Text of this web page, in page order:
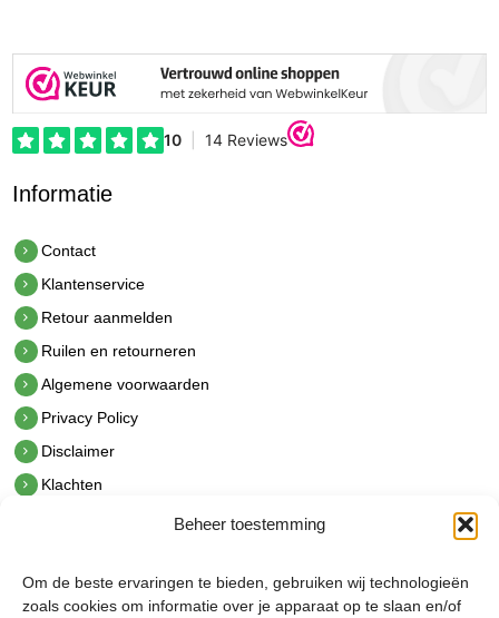
Beheer toestemming
Om de beste ervaringen te bieden, gebruiken wij technologieën
zoals cookies om informatie over je apparaat op te slaan en/of
Informatie
Contact
Klantenservice
Retour aanmelden
Ruilen en retourneren
Algemene voorwaarden
Privacy Policy
Disclaimer
Klachten
hetindustriehuis B.V.
De Hoek 1 1601 MR Enkhuizen